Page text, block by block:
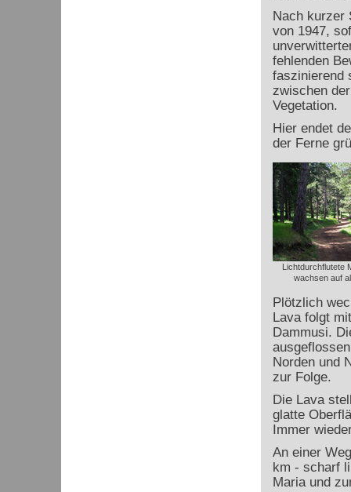
Nach kurzer
von 1947,
fehlenden
faszinierend
zwischen
Vegetation.
Hier endet
der Ferne
Lichtdurchflutete
wachsen auf
Plötzlich
Lava folgt
Dammusi.
Norden und
zur Folge.
Die Lava
glatte
Immer
An einer
km - scharf
Maria und